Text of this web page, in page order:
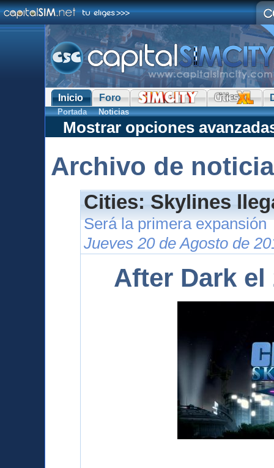
Inicio Foro
Portada Noticias
Mostrar opciones
Archivo de
Cities: Skylines
Será la primera expansión
Jueves 20 de Agosto de
After Dark el